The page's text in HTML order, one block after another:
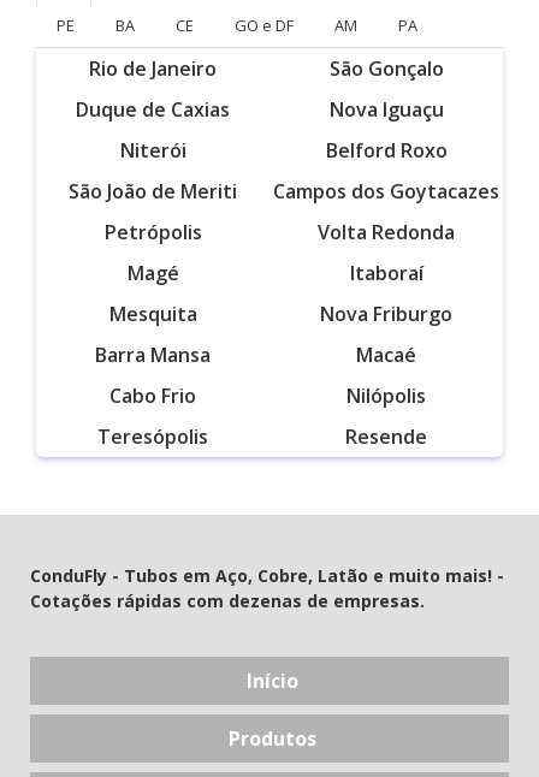
PE
BA CE GO e DF AM PA
Rio de Janeiro
São Gonçalo
Duque de Caxias
Nova Iguaçu
Niterói
Belford Roxo
São João de Meriti
Campos dos Goytacazes
Petrópolis
Volta Redonda
Magé
Itaboraí
Mesquita
Nova Friburgo
Barra Mansa
Macaé
Cabo Frio
Nilópolis
Teresópolis
Resende
ConduFly - Tubos em Aço, Cobre, Latão e muito mais! -
Cotações rápidas com dezenas de empresas.
Início
Produtos